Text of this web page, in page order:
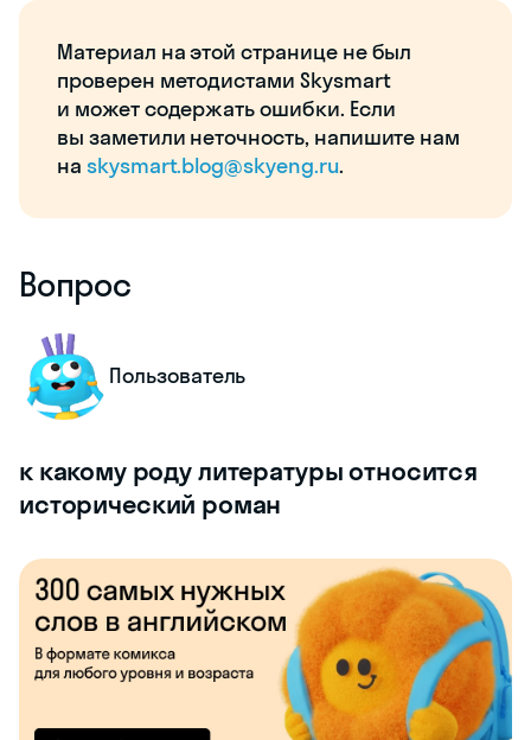
Материал на этой странице не был
проверен методистами Skysmart
и может содержать ошибки. Если
вы заметили неточность, напишите нам
на skysmart.blog@skyeng.ru.
Вопрос
Пользователь
к какому роду литературы относится
исторический роман